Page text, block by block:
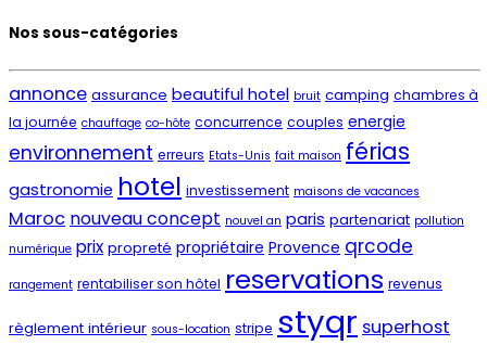
Nos sous-catégories
annonce assurance beautiful hotel bruit camping chambres à
la journée chauffage co-hôte concurrence couples energie
environnement erreurs Etats-Unis fait maison férias
gastronomie hotel investissement maisons de vacances
Maroc nouveau concept nouvel an paris partenariat pollution
numérique prix propreté propriétaire Provence qrcode
rangement rentabiliser son hôtel reservations revenus
règlement intérieur sous-location stripe styqr superhost